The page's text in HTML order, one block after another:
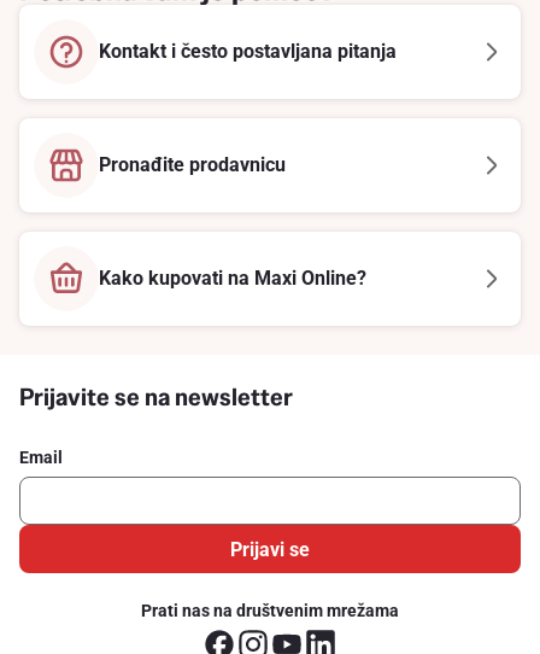
Kontakt i često postavljana pitanja
Pronađite prodavnicu
Kako kupovati na Maxi Online?
Prijavite se na newsletter
Email
Prijavi se
Prati nas na društvenim mrežama